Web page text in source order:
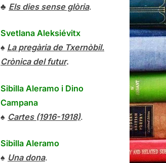
♣ Els dies sense glòria.
Svetlana Aleksiévitx
♠ La pregària de Txernòbil.
Crònica del futur.
Sibilla Aleramo i Dino
Campana
♠ Cartes (1916-1918).
Sibilla Aleramo
♠ Una dona.